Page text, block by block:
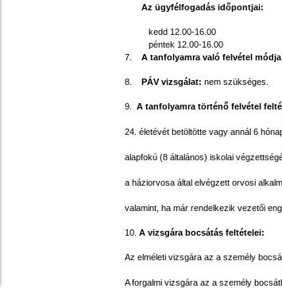
Az ügyfélfogadás időpontjai:
kedd 12.00-16.00
péntek 12.00-16.00
7. A tanfolyamra való felvétel
8. PÁV vizsgálat: nem szükséges.
9. A tanfolyamra történő felvétel
24. életévét betöltötte vagy annál 6
alapfokú (8 általános) iskolai
a háziorvosa által elvégzett orvosi
valamint, ha már rendelkezik vezetői
10. A vizsgára bocsátás feltételei:
Az elméleti vizsgára az a személy
A forgalmi vizsgára az a személy